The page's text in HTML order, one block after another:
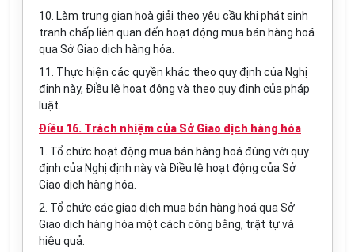
10. Làm trung gian hoà giải theo yêu cầu khi phát sinh
tranh chấp liên quan đến hoạt động mua bán hàng hoá
qua Sở Giao dịch hàng hóa.
11. Thực hiện các quyền khác theo quy định của Nghị
định này, Điều lệ hoạt động và theo quy định của pháp
luật.
Điều 16. Trách nhiệm của Sở Giao dịch hàng hóa
1. Tổ chức hoạt động mua bán hàng hoá đúng với quy
định của Nghị định này và Điều lệ hoạt động của Sở
Giao dịch hàng hóa.
2. Tổ chức các giao dịch mua bán hàng hoá qua Sở
Giao dịch hàng hóa một cách công bằng, trật tự và
hiệu quả.